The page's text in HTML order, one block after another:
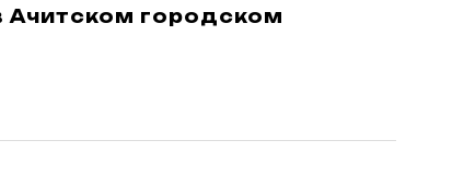
Ачитском городском